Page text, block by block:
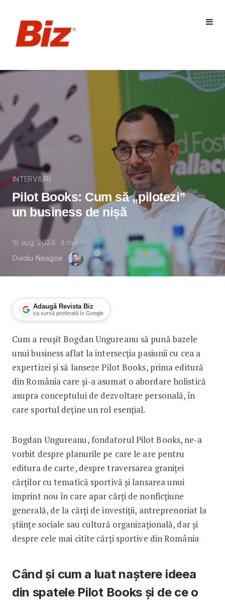
INTERVIURI
Pilot Books: Cum să „pilotezi”
un business de nișă
16 aug. 2024 4 min
Ovidiu Neagoe
Adaugă Revista Biz
ca sursă preferată în Google
Pilot Books: Cum să „pilotezi” un
Cum a reușit Bogdan Ungureanu să pună bazele
unui business aflat la intersecția pasiunii cu cea a
expertizei și să lanseze Pilot Books, prima editură
din România care și-a asumat o abordare holistică
asupra conceptului de dezvoltare personală, în
care sportul deține un rol esențial.
Bogdan Ungureanu, fondatorul Pilot Books, ne-a
vorbit despre planurile pe care le are pentru
editura de carte, despre traversarea graniței
cărților cu tematică sportivă și lansarea unui
imprint nou în care apar cărți de nonficțiune
generală, de la cărți de investiții, antreprenoriat la
științe sociale sau cultură organizațională, dar și
despre cele mai citite cărți sportive din România
Când și cum a luat naștere ideea
din spatele Pilot Books și de ce o